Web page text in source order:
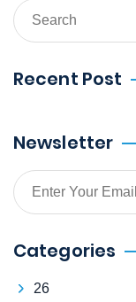
Recent Post
Newsletter
Categories
26